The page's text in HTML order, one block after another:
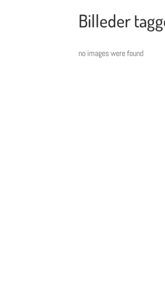
Billeder
no images were found